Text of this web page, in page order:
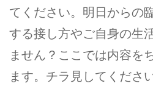
てください。明日からの
する接し方やご自身の生
ません？ここでは内容を
ます。チラ見してくださ